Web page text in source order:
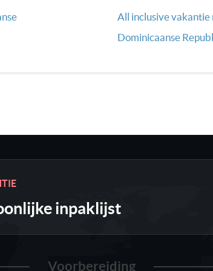
All inclusive
Dominicaanse
inpaklijst
Voorbereiding